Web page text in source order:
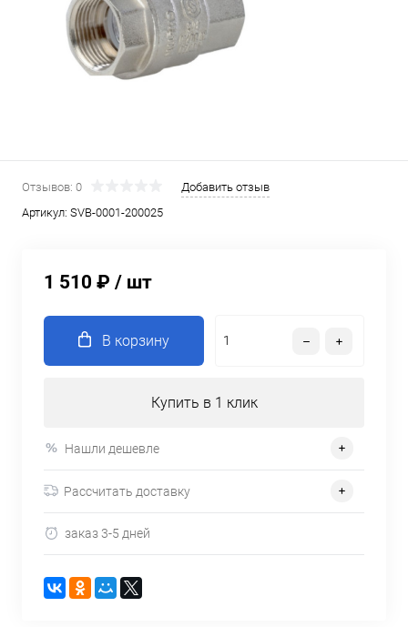
Отзывов: 0
Добавить отзыв
Артикул: SVB-0001-200025
1 510 ₽ / шт
В корзину
Купить в 1 клик
Нашли дешевле
Рассчитать доставку
заказ 3-5 дней